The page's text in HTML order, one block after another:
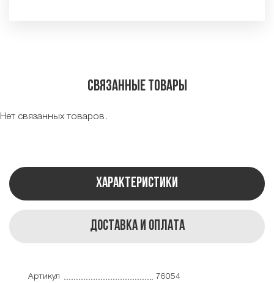
Связанные товары
Нет связанных товаров.
Характеристики
Доставка и оплата
Артикул
76054